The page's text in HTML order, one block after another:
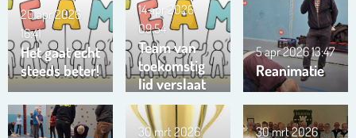
Het gaat echt
steeds beter!
20 apr 2026
16:41
Team van
toekomstig
lid verslaat
ons team …
!!!
14 apr 2026
09:54
Reanimatie
5 apr 202613:47
30 mrt 2026
30 mrt 2026